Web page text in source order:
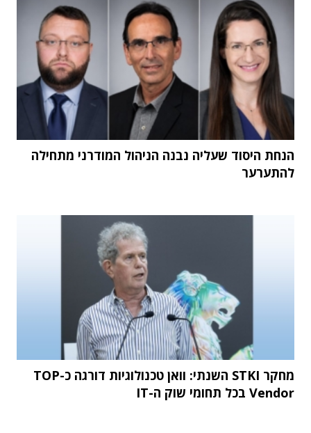
הנחת היסוד שעליה נבנה הניהול המודרני מתחילה
להתערער
מחקר STKI השנתי: וואן טכנולוגיות דורגה כ-TOP
Vendor בכל תחומי שוק ה-IT